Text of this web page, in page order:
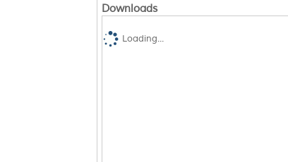
Downloads
Loading...